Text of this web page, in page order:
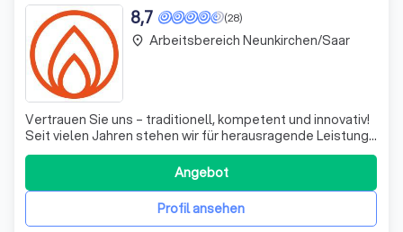
(28)
8,7
Vertrauen Sie uns – traditionell, kompetent und innovativ!
Seit vielen Jahren stehen wir für herausragende Leistung
und Qualität im Bereich Haustechnik. Unser Unternehmen
hat sich den sich wandelnden Anforderungen des Marktes
angepasst und unser Leistungsspektrum kontinuierlich
erweitert, insbesondeProfil ansehen
Angebot
place Arbeitsbereich Neunkirchen/Saar